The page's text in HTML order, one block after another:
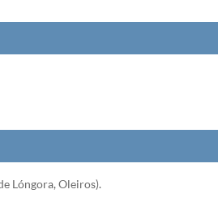
Lóngora, Oleiros).